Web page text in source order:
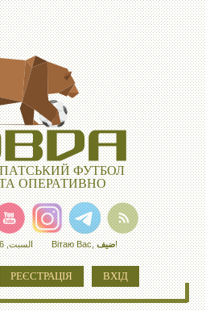
ФУТБОЛ
ОПЕРАТИВНО
السبت, 08.08.2026, 09:14 Вітаю Вас,ضيف!
РЕЄСТРАЦІЯ ВХІД